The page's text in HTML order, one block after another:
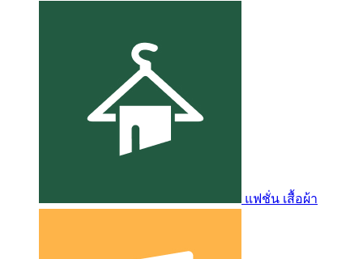
แฟชั่น เสื้อผ้า